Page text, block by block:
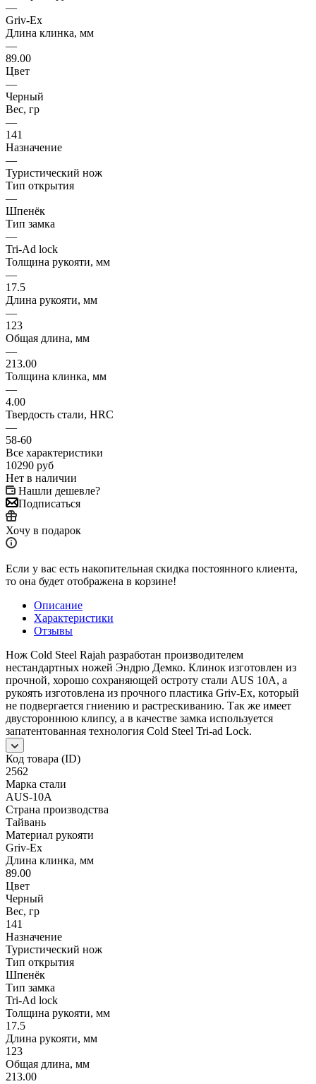
—
Griv-Ex
Длина клинка, мм
—
89.00
Цвет
—
Черный
Вес, гр
—
141
Назначение
—
Туристический нож
Тип открытия
—
Шпенёк
Тип замка
—
Tri-Ad lock
Толщина рукояти, мм
—
17.5
Длина рукояти, мм
—
123
Общая длина, мм
—
213.00
Толщина клинка, мм
—
4.00
Твердость стали, HRC
—
58-60
Все характеристики
10290 руб
Нет в наличии
Нашли дешевле?
Подписаться
Хочу в подарок
Если у вас есть накопительная скидка постоянного клиента,
то она будет отображена в корзине!
Описание
Характеристики
Отзывы
Нож Cold Steel Rajah разработан производителем
нестандартных ножей Эндрю Демко. Клинок изготовлен из
прочной, хорошо сохраняющей остроту стали AUS 10A, а
рукоять изготовлена из прочного пластика Griv-Ex, который
не подвергается гниению и растрескиванию. Так же имеет
двустороннюю клипсу, а в качестве замка используется
запатентованная технология Cold Steel Tri-ad Lock.
Код товара (ID)
2562
Марка стали
AUS-10A
Страна производства
Тайвань
Материал рукояти
Griv-Ex
Длина клинка, мм
89.00
Цвет
Черный
Вес, гр
141
Назначение
Туристический нож
Тип открытия
Шпенёк
Тип замка
Tri-Ad lock
Толщина рукояти, мм
17.5
Длина рукояти, мм
123
Общая длина, мм
213.00